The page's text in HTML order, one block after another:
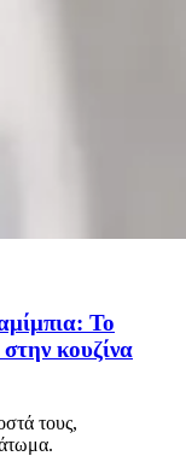
Το
κουζίνα
τους,